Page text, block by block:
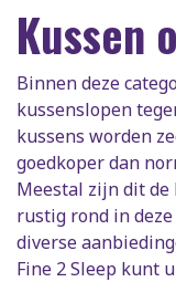
Kussen
Binnen deze
kussenslopen
kussens worden
goedkoper dan
Meestal zijn dit
rustig rond in
diverse
Fine 2 Sleep kunt